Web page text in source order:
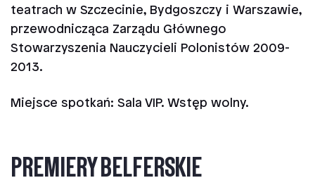
teatrach w Szczecinie, Bydgoszczy i Warszawie,
przewodnicząca Zarządu Głównego
Stowarzyszenia Nauczycieli Polonistów 2009-
2013.
Miejsce spotkań: Sala VIP. Wstęp wolny.
PREMIERY BELFERSKIE